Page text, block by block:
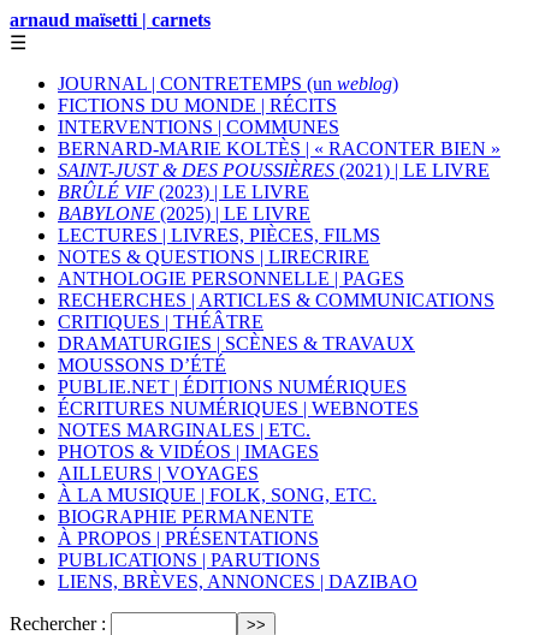
arnaud maïsetti | carnets
☰
JOURNAL | CONTRETEMPS (un weblog)
FICTIONS DU MONDE | RÉCITS
INTERVENTIONS | COMMUNES
BERNARD-MARIE KOLTÈS | « RACONTER BIEN »
SAINT-JUST & DES POUSSIÈRES (2021) | LE LIVRE
BRÛLÉ VIF (2023) | LE LIVRE
BABYLONE (2025) | LE LIVRE
LECTURES | LIVRES, PIÈCES, FILMS
NOTES & QUESTIONS | LIRECRIRE
ANTHOLOGIE PERSONNELLE | PAGES
RECHERCHES | ARTICLES & COMMUNICATIONS
CRITIQUES | THÉÂTRE
DRAMATURGIES | SCÈNES & TRAVAUX
MOUSSONS D’ÉTÉ
PUBLIE.NET | ÉDITIONS NUMÉRIQUES
ÉCRITURES NUMÉRIQUES | WEBNOTES
NOTES MARGINALES | ETC.
PHOTOS & VIDÉOS | IMAGES
AILLEURS | VOYAGES
À LA MUSIQUE | FOLK, SONG, ETC.
BIOGRAPHIE PERMANENTE
À PROPOS | PRÉSENTATIONS
PUBLICATIONS | PARUTIONS
LIENS, BRÈVES, ANNONCES | DAZIBAO
Rechercher :